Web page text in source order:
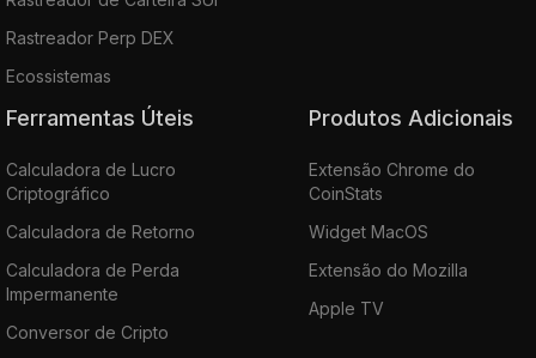
Rastreador Perp DEX
Ecossistemas
Ferramentas Úteis
Calculadora de Lucro
Criptográfico
Calculadora de Retorno
Calculadora de Perda
Impermanente
Conversor de Cripto
Produtos Adicionais
Extensão Chrome do
CoinStats
Widget MacOS
Extensão do Mozilla
Apple TV